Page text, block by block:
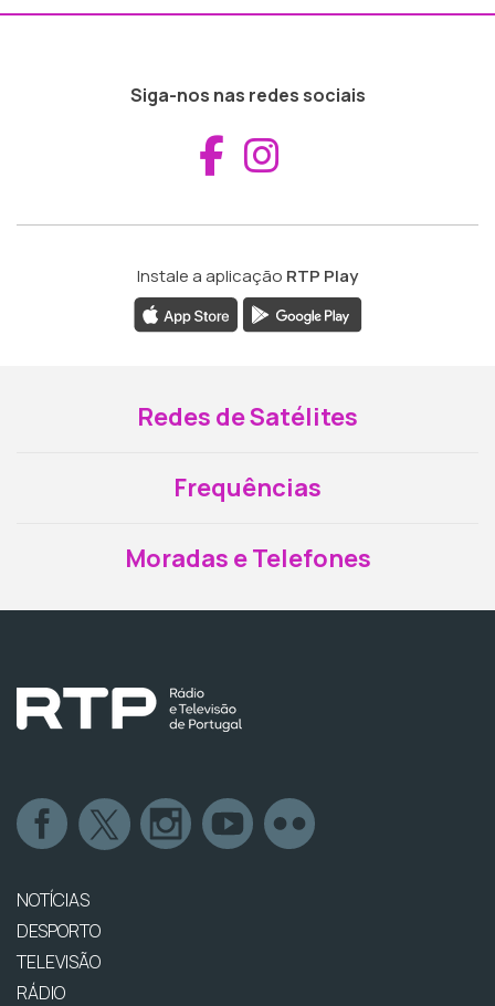
Siga-nos nas redes sociais
Aceder ao
Instale a aplicação RTP Play
Redes de Satélites
Frequências
Moradas e Telefones
NOTÍCIAS
DESPORTO
TELEVISÃO
RÁDIO